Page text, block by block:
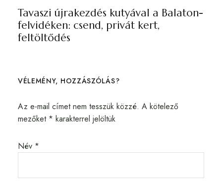
Tavaszi újrakezdés kutyával a Balaton-
felvidéken: csend, privát kert,
feltöltődés
VÉLEMÉNY, HOZZÁSZÓLÁS?
Az e-mail címet nem tesszük közzé. A kötelező
mezőket * karakterrel jelöltük
Név *